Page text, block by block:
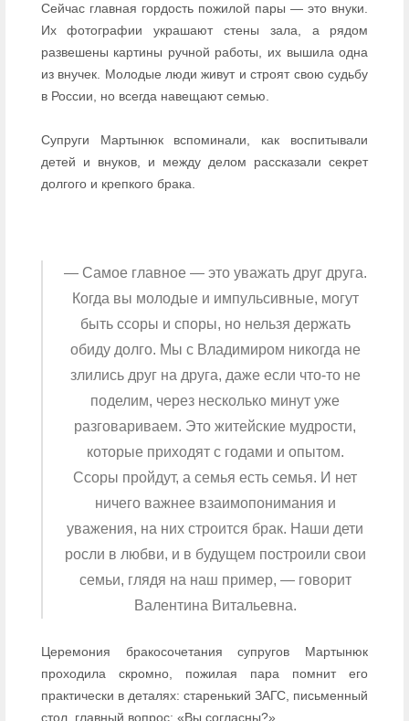
Сейчас главная гордость пожилой пары — это внуки.
Их фотографии украшают стены зала, а рядом
развешены картины ручной работы, их вышила одна
из внучек. Молодые люди живут и строят свою судьбу
в России, но всегда навещают семью.
Супруги Мартынюк вспоминали, как воспитывали
детей и внуков, и между делом рассказали секрет
долгого и крепкого брака.
— Самое главное — это уважать друг друга.
Когда вы молодые и импульсивные, могут
быть ссоры и споры, но нельзя держать
обиду долго. Мы с Владимиром никогда не
злились друг на друга, даже если что-то не
поделим, через несколько минут уже
разговариваем. Это житейские мудрости,
которые приходят с годами и опытом.
Ссоры пройдут, а семья есть семья. И нет
ничего важнее взаимопонимания и
уважения, на них строится брак. Наши дети
росли в любви, и в будущем построили свои
семьи, глядя на наш пример, — говорит
Валентина Витальевна.
Церемония бракосочетания супругов Мартынюк
проходила скромно, пожилая пара помнит его
практически в деталях: старенький ЗАГС, письменный
стол, главный вопрос: «Вы согласны?».